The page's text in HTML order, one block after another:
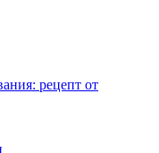
рецепт от